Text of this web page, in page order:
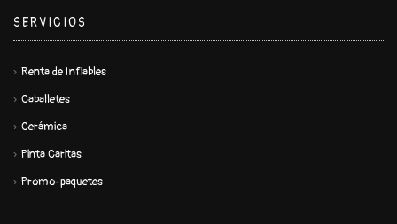
SERVICIOS
Renta de Inflables
Caballetes
Cerámica
Pinta Caritas
Promo-paquetes